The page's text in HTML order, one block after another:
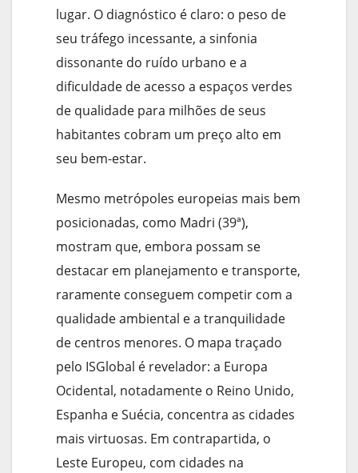
lugar. O diagnóstico é claro: o peso de
seu tráfego incessante, a sinfonia
dissonante do ruído urbano e a
dificuldade de acesso a espaços verdes
de qualidade para milhões de seus
habitantes cobram um preço alto em
seu bem-estar.
Mesmo metrópoles europeias mais bem
posicionadas, como Madri (39ª),
mostram que, embora possam se
destacar em planejamento e transporte,
raramente conseguem competir com a
qualidade ambiental e a tranquilidade
de centros menores. O mapa traçado
pelo ISGlobal é revelador: a Europa
Ocidental, notadamente o Reino Unido,
Espanha e Suécia, concentra as cidades
mais virtuosas. Em contrapartida, o
Leste Europeu, com cidades na